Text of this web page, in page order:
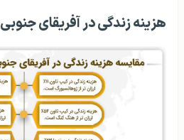
هزینه زندگی در آفریقای جنوبی